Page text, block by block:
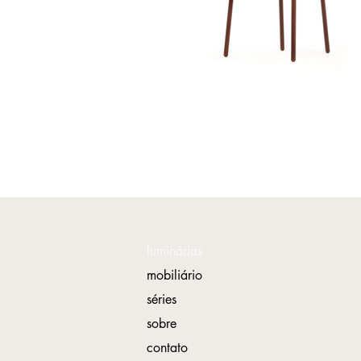
mobiliário
séries
sobre
contato